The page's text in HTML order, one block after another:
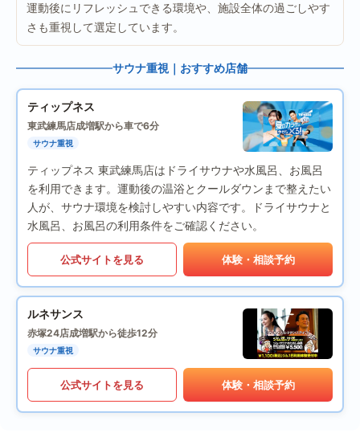
運動後にリフレッシュできる環境や、施設全体の過ごしやす
さも重視して選定しています。
サウナ重視｜おすすめ店舗
ティップネス
東武練馬店成増駅から車で6分
サウナ重視
ティップネス 東武練馬店はドライサウナや水風呂、お風呂
を利用できます。運動後の温浴とクールダウンまで整えたい
人が、サウナ環境を検討しやすい内容です。ドライサウナと
水風呂、お風呂の利用条件をご確認ください。
公式サイトを見る 体験・相談予約
ルネサンス
赤塚24店成増駅から徒歩12分
サウナ重視
公式サイトを見る 体験・相談予約